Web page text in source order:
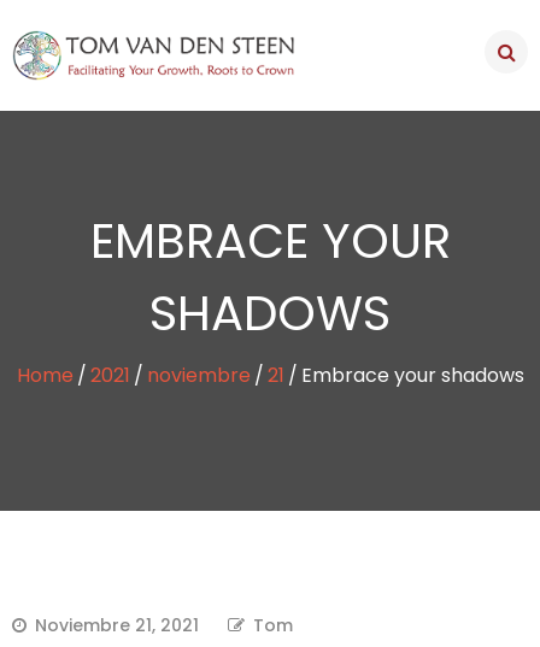
EMBRACE YOUR
SHADOWS
Home 2021 noviembre 21 Embrace your shadows
Noviembre 21, 2021
Tom